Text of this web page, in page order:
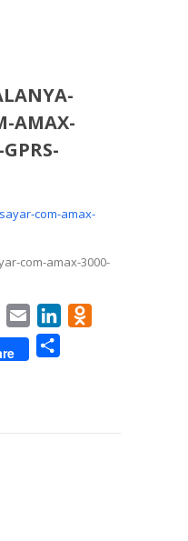
AMAX-
com-amax-3000-
Pinterest
Email LinkedIn